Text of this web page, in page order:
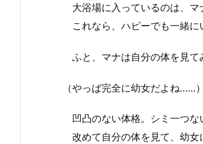
大浴場に入っているのは、マ
これなら、ハピーでも一緒に
ふと、マナは自分の体を見て
（やっぱ完全に幼女だよね……）
凹凸のない体格。シミ一つな
改めて自分の体を見て、幼女